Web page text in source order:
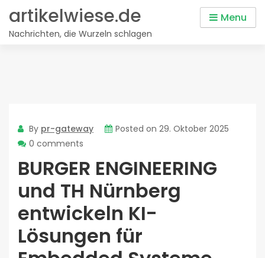
content
artikelwiese.de
Nachrichten, die Wurzeln schlagen
Menu
By pr-gateway Posted on 29. Oktober 2025
0 comments
BURGER ENGINEERING
und TH Nürnberg
entwickeln KI-
Lösungen für